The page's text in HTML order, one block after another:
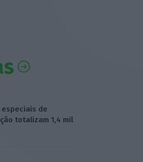
de
totalizam 1,4 mil